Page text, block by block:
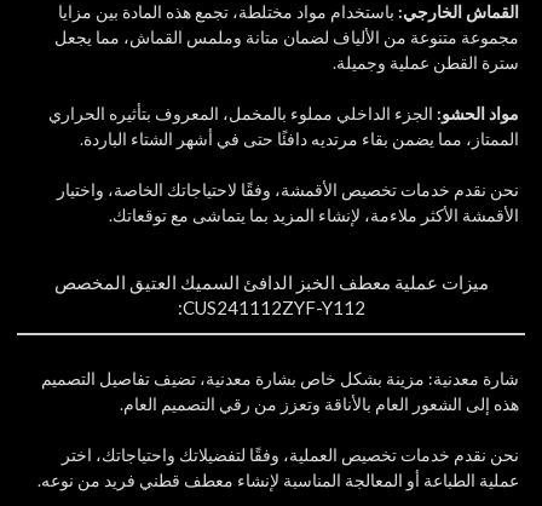
القماش الخارجي: باستخدام مواد مختلطة، تجمع هذه المادة بين مزايا
مجموعة متنوعة من الألياف لضمان متانة وملمس القماش، مما يجعل
سترة القطن عملية وجميلة.
مواد الحشو: الجزء الداخلي مملوء بالمخمل، المعروف بتأثيره الحراري
الممتاز، مما يضمن بقاء مرتديه دافئًا حتى في أشهر الشتاء الباردة.
نحن نقدم خدمات تخصيص الأقمشة، وفقًا لاحتياجاتك الخاصة، واختيار
الأقمشة الأكثر ملاءمة، لإنشاء المزيد بما يتماشى مع توقعاتك.
ميزات عملية معطف الخبز الدافئ السميك العتيق المخصص
CUS241112ZYF-Y112:
شارة معدنية: مزينة بشكل خاص بشارة معدنية، تضيف تفاصيل التصميم
هذه إلى الشعور العام بالأناقة وتعزز من رقي التصميم العام.
نحن نقدم خدمات تخصيص العملية، وفقًا لتفضيلاتك واحتياجاتك، اختر
عملية الطباعة أو المعالجة المناسبة لإنشاء معطف قطني فريد من نوعه.